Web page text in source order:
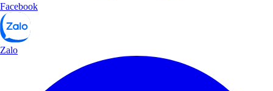
Facebook
Zalo